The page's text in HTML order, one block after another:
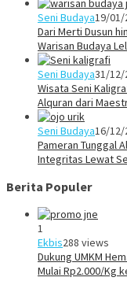
Seni Budaya19/01/
Dari Merti Dusun
Warisan Budaya
Seni Budaya31/12/
Wisata Seni
Alquran dari
Seni Budaya16/12/
Pameran Tunggal
Integritas Lewat
Berita Populer
1
Ekbis288 views
Dukung UMKM
Mulai Rp2.000/Kg